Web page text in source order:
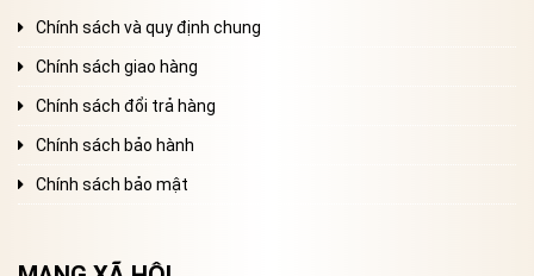
Chính sách và quy định chung
Chính sách giao hàng
Chính sách đổi trả hàng
Chính sách bảo hành
Chính sách bảo mật